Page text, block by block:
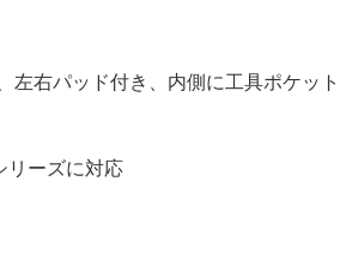
左右パッド付き、内側に工具ポケット
リーズに対応